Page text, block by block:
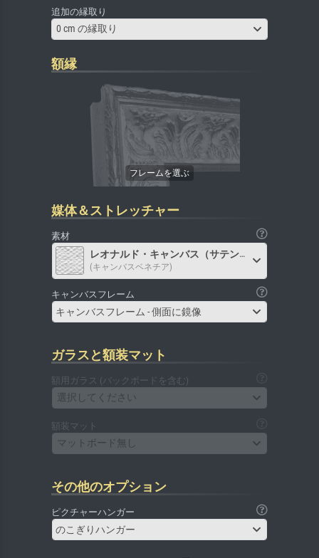
追加の縁取り
0 cm の縁取り
額縁
媒体＆ストレッチャー
素材
レオナルド・キャンバス（サテン）
(キャンバスベネチア)
キャンバスフレーム
キャンバスフレーム - 側面に鏡像
ガラスと額装マット
額用ガラス (バックボードを含む)
選択してください
額装マット
マットボード無し
その他のオプション
ピクチャーハンガー
のこぎりハンガー